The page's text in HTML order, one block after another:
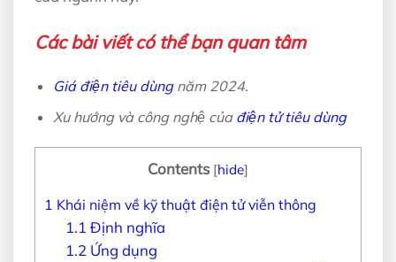
Các bài viết có thể bạn quan tâm
Giá điện tiêu dùngnăm 2024.
Xu hướng và công nghệ của điện tử tiêu dùng
Contents [hide]
1 Khái niệm về kỹ thuật điện tử viễn thông
1.1 Định nghĩa
1.2 Ứng dụng